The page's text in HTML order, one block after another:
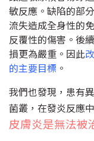
敏反應。缺陷的部
流失造成全身性的
反覆性的傷害。後
損更為嚴重。因此
的主要目標 。
我們也發現，患有
菌叢，在發炎反應
皮膚炎是無法被